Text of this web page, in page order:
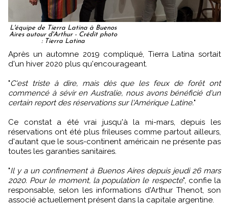
L'équipe de Tierra Latina à Buenos
Aires autour d'Arthur - Crédit photo
: Tierra Latina
Après un automne 2019 compliqué, Tierra Latina sortait
d'un hiver 2020 plus qu'encourageant.
"C'est triste à dire, mais dès que les feux de forêt ont
commencé à sévir en Australie, nous avons bénéficié d'un
certain report des réservations sur l'Amérique Latine."
Ce constat a été vrai jusqu'à la mi-mars, depuis les
réservations ont été plus frileuses comme partout ailleurs,
d'autant que le sous-continent américain ne présente pas
toutes les garanties sanitaires.
"Il y a un confinement à Buenos Aires depuis jeudi 26 mars
2020. Pour le moment, la population le respecte", confie la
responsable, selon les informations d'Arthur Thenot, son
associé actuellement présent dans la capitale argentine.